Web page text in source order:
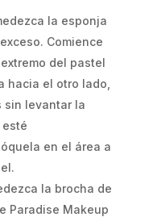
la esponja
Comience
del pastel
hacia el otro lado,
sin levantar la
en el área a
la brocha de
Paradise Makeup